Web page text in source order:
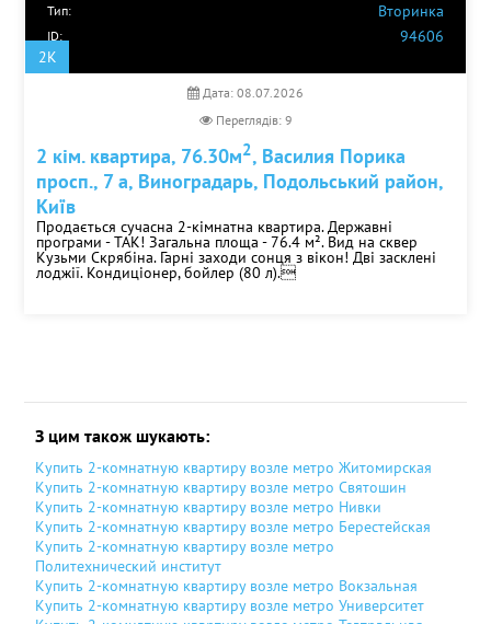
Площа Льва Толстого
Політехнічний інститут
Святошин
Славутич
Теремки
Університет
Тип: Вторинка
ID:
94606
2K
Дата: 08.07.2026
Переглядів: 9
2 кім. квартира, 76.30м2, Василия Порика
просп., 7 а, Виноградарь, Подольський район,
Київ
Продається сучасна 2-кімнатна квартира. Державні
програми - ТАК! Загальна площа - 76.4 м². Вид на сквер
Кузьми Скрябіна. Гарні заходи сонця з вікон! Дві засклені
лоджії. Кондиціонер, бойлер (80 л).
З цим також шукають:
Купить 2-комнатную квартиру возле метро Житомирская
Купить 2-комнатную квартиру возле метро Святошин
Купить 2-комнатную квартиру возле метро Нивки
Купить 2-комнатную квартиру возле метро Берестейская
Купить 2-комнатную квартиру возле метро
Политехнический институт
Купить 2-комнатную квартиру возле метро Вокзальная
Купить 2-комнатную квартиру возле метро Университет